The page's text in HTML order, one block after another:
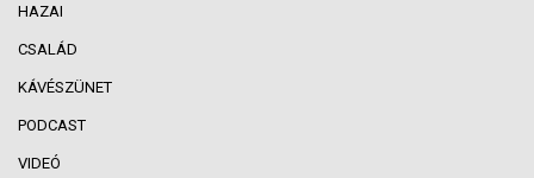
HAZAI
CSALÁD
KÁVÉSZÜNET
PODCAST
VIDEÓ